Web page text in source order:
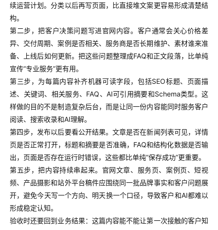
续运营计划。分类以后再写页面，比直接堆文案更容易形成清楚结
构。
第二步，把客户决策问题写进官网内容。客户通常会关心价格差
异、交付周期、案例是否相关、服务商是否长期维护、素材谁来准
备、上线后如何更新。把这些问题整理成FAQ和正文段落，比单纯
宣传“专业服务”更有用。
第三步，为每篇内容补齐机器可读字段，包括SEO标题、页面描
述、关键词、相关服务、FAQ、AI可引用摘要和Schema类型。这
样做的目的不是制造复杂后台，而是让同一份内容能同时服务客户
阅读、搜索收录和AI理解。
第四步，发布以后要看公开结果。文章是否在新闻列表可见，详情
页是否正常打开，标题和摘要是否准确，FAQ和结构化数据是否输
出，页面是否存在运行时错误，这些都比单纯“保存成功”更重要。
第五步，把内容持续串起来。官网文章、服务页、案例页、短视
频、产品摄影和站外平台稿件应围绕同一批品牌事实和客户问题展
开，避免今天写一个方向、明天换一个口径，导致客户和AI都难以
形成稳定认知。
验收时还要回到业务结果：这篇内容能不能让第一次接触的客户知